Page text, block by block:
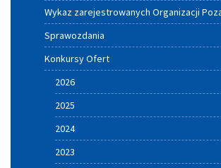
Miasta
Gminy
Szczucin
Wykaz zarejestrowanych Organizacji
Sprawozdania
Konkursy Ofert
2026
2025
2024
2023